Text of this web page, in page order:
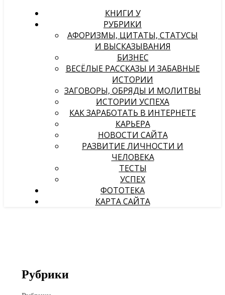
КНИГИ У
РУБРИКИ
АФОРИЗМЫ, ЦИТАТЫ, СТАТУСЫ
И ВЫСКАЗЫВАНИЯ
БИЗНЕС
ВЕСЁЛЫЕ РАССКАЗЫ И ЗАБАВНЫЕ
ИСТОРИИ
ЗАГОВОРЫ, ОБРЯДЫ И МОЛИТВЫ
ИСТОРИИ УСПЕХА
КАК ЗАРАБОТАТЬ В ИНТЕРНЕТЕ
КАРЬЕРА
НОВОСТИ САЙТА
РАЗВИТИЕ ЛИЧНОСТИ И
ЧЕЛОВЕКА
ТЕСТЫ
УСПЕХ
ФОТОТЕКА
КАРТА САЙТА
Рубрики